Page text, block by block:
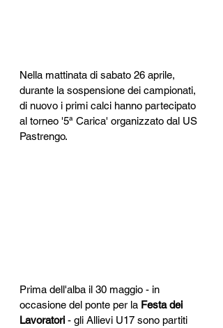
Nella mattinata di sabato 26 aprile,
durante la sospensione dei campionati,
di nuovo i primi calci hanno partecipato
al torneo '5ª Carica' organizzato dal US
Pastrengo.
Prima dell'alba il 30 maggio - in
occasione del ponte per la Festa dei
Lavoratori - gli Allievi U17 sono partiti